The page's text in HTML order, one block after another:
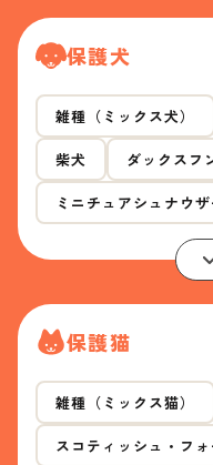
保護犬
雑種（ミックス犬）
柴犬 ダックスフ
ミニチュアシュナウザ
保護猫
雑種（ミックス猫）
スコティッシュ・フ